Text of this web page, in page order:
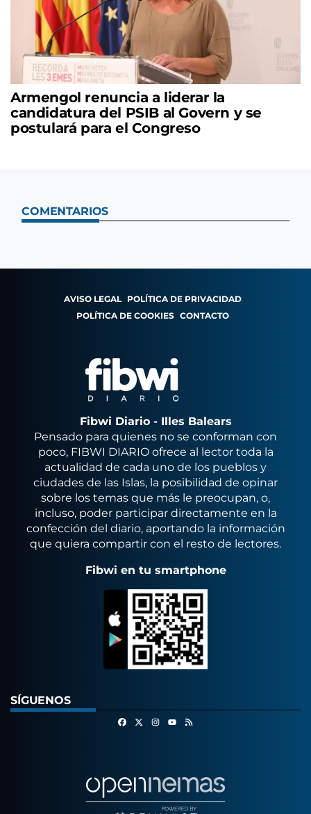
Armengol renuncia a liderar la
candidatura del PSIB al Govern y se
postulará para el Congreso
COMENTARIOS
AVISO LEGAL POLÍTICA DE PRIVACIDAD
POLÍTICA DE COOKIES CONTACTO
Fibwi Diario - Illes Balears
Pensado para quienes no se conforman con
poco, FIBWI DIARIO ofrece al lector toda la
actualidad de cada uno de los pueblos y
ciudades de las Islas, la posibilidad de opinar
sobre los temas que más le preocupan, o,
incluso, poder participar directamente en la
confección del diario, aportando la información
que quiera compartir con el resto de lectores.
Fibwi en tu smartphone
SÍGUENOS
FacebookInstagram